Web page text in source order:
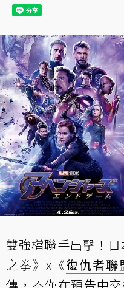
雙強檔聯手出擊！
之拳》x《復仇者聯